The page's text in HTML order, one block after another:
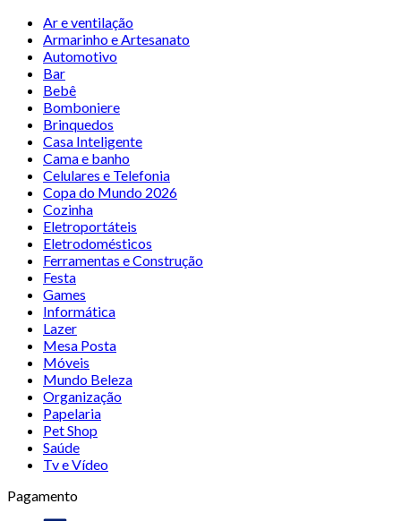
Ar e ventilação
Armarinho e Artesanato
Automotivo
Bar
Bebê
Bomboniere
Brinquedos
Casa Inteligente
Cama e banho
Celulares e Telefonia
Copa do Mundo 2026
Cozinha
Eletroportáteis
Eletrodomésticos
Ferramentas e Construção
Festa
Games
Informática
Lazer
Mesa Posta
Móveis
Mundo Beleza
Organização
Papelaria
Pet Shop
Saúde
Tv e Vídeo
Pagamento